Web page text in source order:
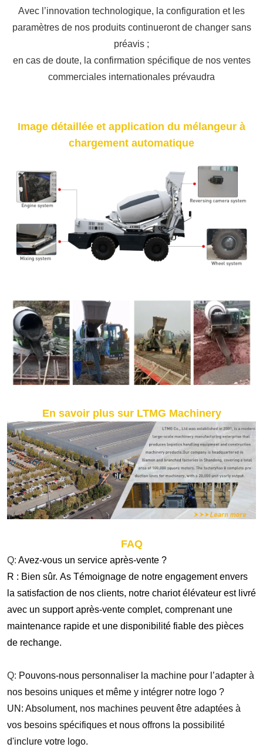
Avec l’innovation technologique, la configuration et les
paramètres de nos produits continueront de changer sans
préavis ;
en cas de doute, la confirmation spécifique de nos ventes
commerciales internationales prévaudra
Image détaillée et application du mélangeur à
chargement automatique
En savoir plus sur LTMG Machinery
FAQ
Q: Avez-vous un service après-vente ?
R : Bien sûr. As Témoignage de notre engagement envers
la satisfaction de nos clients, notre chariot élévateur est livré
avec un support après-vente complet, comprenant une
maintenance rapide et une disponibilité fiable des pièces
de rechange.
Q: Pouvons-nous personnaliser la machine pour l’adapter à
nos besoins uniques et même y intégrer notre logo ?
UN: Absolument, nos machines peuvent être adaptées à
vos besoins spécifiques et nous offrons la possibilité
d'inclure votre logo.